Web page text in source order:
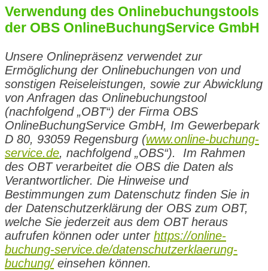
Verwendung des Onlinebuchungstools
der OBS OnlineBuchungService GmbH
Unsere Onlinepräsenz verwendet zur
Ermöglichung der Onlinebuchungen von und
sonstigen Reiseleistungen, sowie zur Abwicklung
von Anfragen das Onlinebuchungstool
(nachfolgend „OBT“) der Firma OBS
OnlineBuchungService GmbH, Im Gewerbepark
D 80, 93059 Regensburg (www.online-buchung-
service.de, nachfolgend „OBS“). Im Rahmen
des OBT verarbeitet die OBS die Daten als
Verantwortlicher. Die Hinweise und
Bestimmungen zum Datenschutz finden Sie in
der Datenschutzerklärung der OBS zum OBT,
welche Sie jederzeit aus dem OBT heraus
aufrufen können oder unter https://online-
buchung-service.de/datenschutzerklaerung-
buchung/einsehen können.